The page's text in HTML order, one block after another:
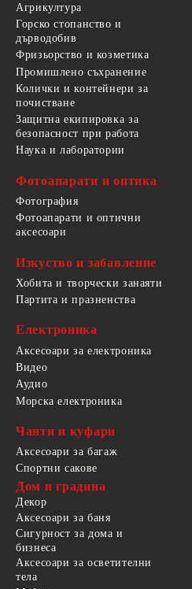
Агрикултура
Горско стопанство и
дърводобив
Фризьорство и козметика
Промишлено съхранение
Колички и контейнери за
почистване
Защитна екипировка за
безопасност при работа
Наука и лаборатории
Фотоапарати и оптика
Фотография
Фотоапарати и оптични
аксесоари
Изкуство и забавление
Хобита и творчески занаяти
Партита и празненства
Електроника
Аксесоари за електроника
Видео
Аудио
Морска електроника
Чанти и куфари
Аксесоари за багаж
Спортни сакове
Дом и градина
Декор
Аксесоари за баня
Сигурност за дома и
бизнеса
Аксесоари за осветителни
тела